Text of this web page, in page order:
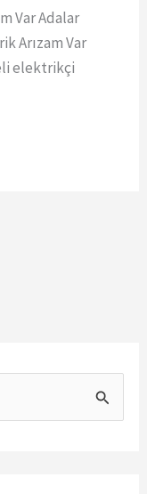
Var Adalar
Arızam Var
elektrikçi